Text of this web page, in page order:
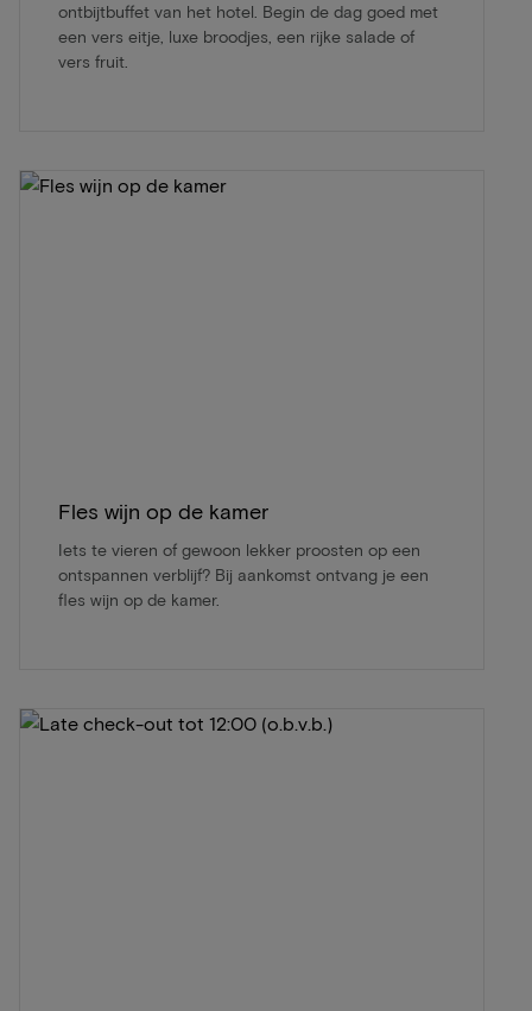
ontbijtbuffet van het hotel. Begin de dag goed met
een vers eitje, luxe broodjes, een rijke salade of
vers fruit.
Fles wijn op de kamer
Iets te vieren of gewoon lekker proosten op een
ontspannen verblijf? Bij aankomst ontvang je een
fles wijn op de kamer.